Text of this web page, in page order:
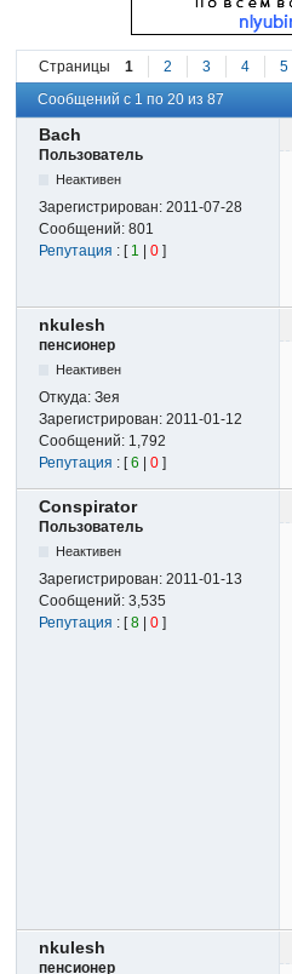
Страницы 1 2 3 4 5
Сообщений с 1 по 20 из 87
Bach
Пользователь
Неактивен
Зарегистрирован:2011-07-28
Сообщений:801
Репутация : [ 1 |0 ]
nkulesh
пенсионер
Неактивен
Откуда:Зея
Зарегистрирован:2011-01-12
Сообщений: 1,792
Репутация : [6 |0 ]
Conspirator
Пользователь
Неактивен
Зарегистрирован:2011-01-13
Сообщений:3,535
Репутация : [8 |0 ]
nkulesh
пенсионер